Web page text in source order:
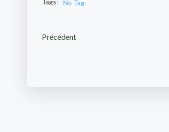
Tags:
No Tag
Navigation
l’article
Précédent